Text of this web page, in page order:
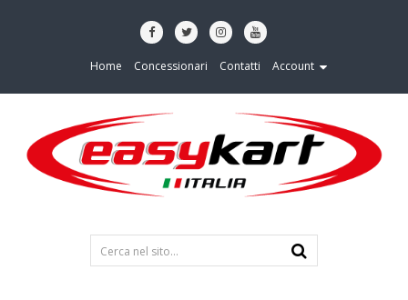
Home Concessionari Contatti Account